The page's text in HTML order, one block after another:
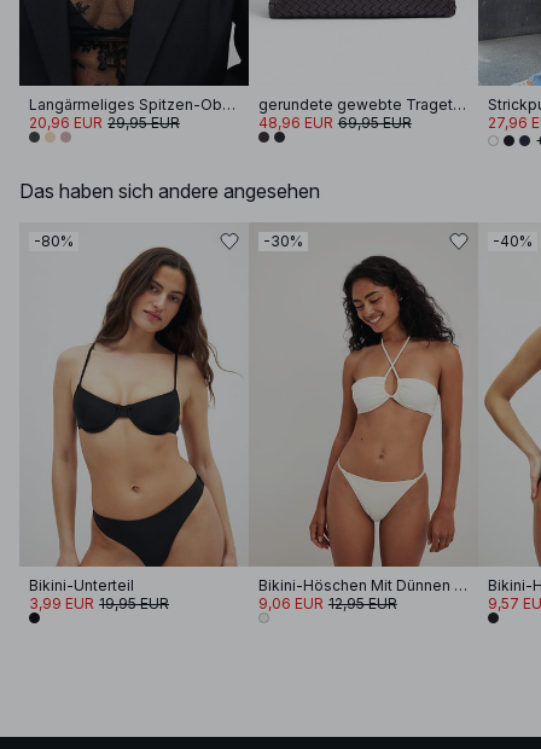
Langärmeliges Spitzen-Oberteil
20,96 EUR 29,95 EUR
gerundete gewebte Tragetasche
48,96 EUR 69,95 EUR
27,96
Das haben sich andere angesehen
-80%
Bikini-Unterteil
3,99 EUR 19,95 EUR
-30%
Bikini-Höschen Mit Dünnen Schnüren
9,06 EUR 12,95 EUR
-40%
9,57